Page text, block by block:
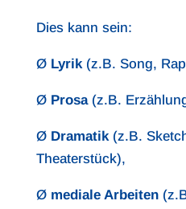
Dies kann sein:
Ø Lyrik(z.B. Song,
Ø Prosa(z.B.
Ø Dramatik(z.B.
Theaterstück),
Ø mediale Arbeiten